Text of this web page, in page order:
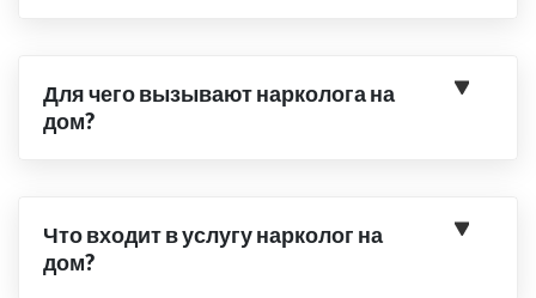
Для чего вызывают нарколога на
дом?
Что входит в услугу нарколог на
дом?